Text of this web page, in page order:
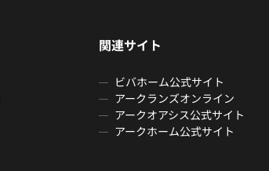
関連サイト
ビバホーム公式サイト
アークランズオンライン
アークオアシス公式サイト
アークホーム公式サイト